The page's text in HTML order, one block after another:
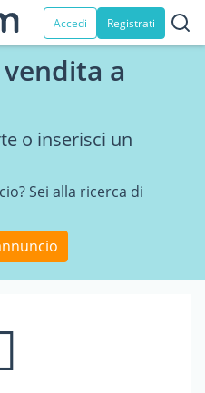
Accedi Registrati
a
o inserisci un
Sei alla ricerca di